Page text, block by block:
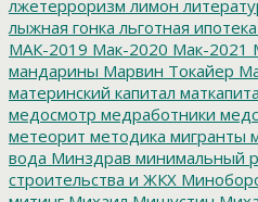
лжетерроризм лимон
лыжная гонка льготная ипотека
МАК-2019 Мак-2020 Мак-2021
мандарины Марвин Токайер
материнский капитал
медосмотр медработники
метеорит методика мигранты
вода Минздрав минимальный
строительства и ЖКХ